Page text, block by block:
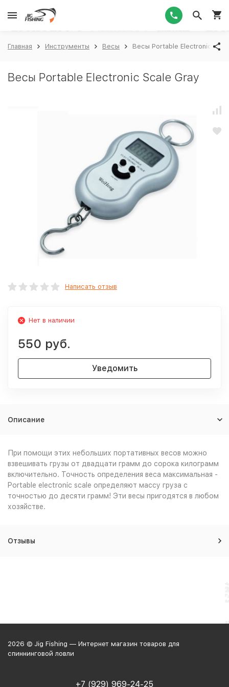
Главная Инструменты Весы Весы Portable Electronic
Весы Portable Electronic Scale Gray
Написать отзыв
Нет в наличии
550 руб.
Уведомить
Описание
При помощи этих небольших портативных весов можно
взвешивать грузы от двадцати грамм до сорока килограмм
включительно. Точность определения веса максимальная -
Portable electronic scale определяют массу груза с
точностью до десяти грамм! Эти весы пригодятся в любом
хозяйстве.
Отзывы
2026 © Jig Fishing — Интернет магазин товаров для
спиннинговой ловли
+7 (929) 969-24-25